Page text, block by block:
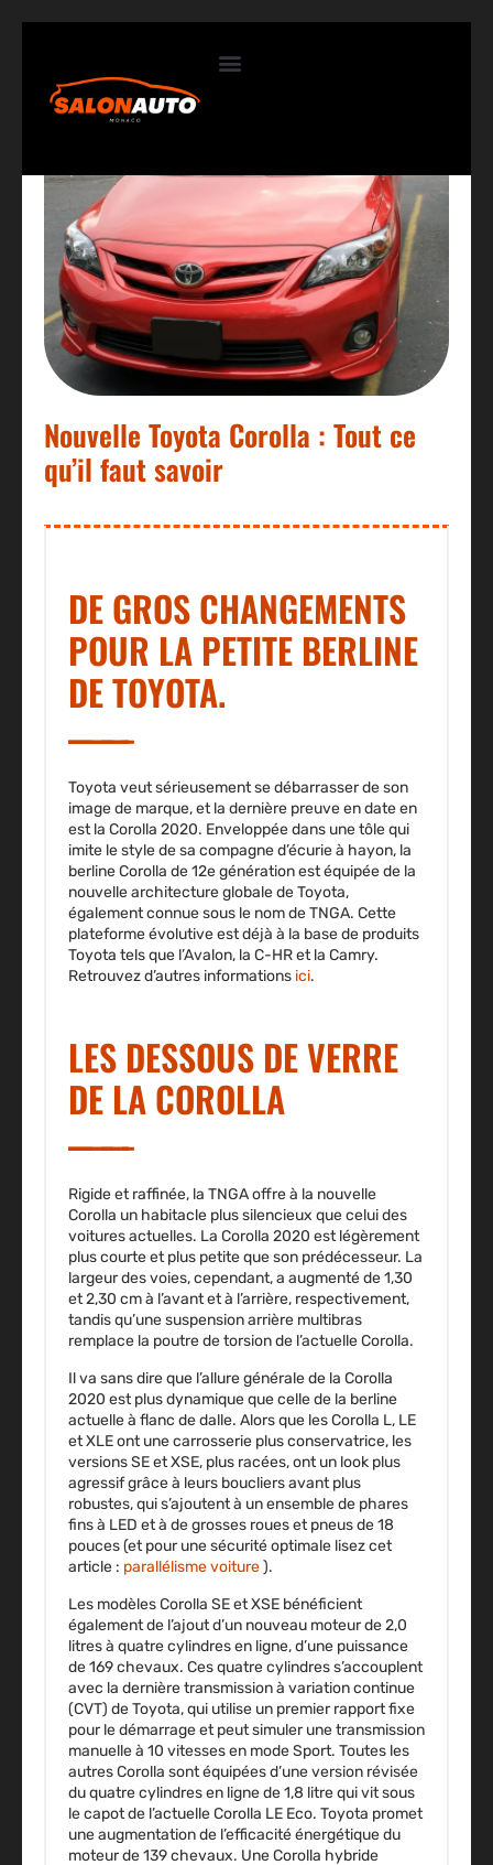
Nouvelle Toyota Corolla : Tout ce
qu’il faut savoir
DE GROS CHANGEMENTS
POUR LA PETITE BERLINE
DE TOYOTA.
Toyota veut sérieusement se débarrasser de son
image de marque, et la dernière preuve en date en
est la Corolla 2020. Enveloppée dans une tôle qui
imite le style de sa compagne d’écurie à hayon, la
berline Corolla de 12e génération est équipée de la
nouvelle architecture globale de Toyota,
également connue sous le nom de TNGA. Cette
plateforme évolutive est déjà à la base de produits
Toyota tels que l’Avalon, la C-HR et la Camry.
Retrouvez d’autres informations ici.
LES DESSOUS DE VERRE
DE LA COROLLA
Rigide et raffinée, la TNGA offre à la nouvelle
Corolla un habitacle plus silencieux que celui des
voitures actuelles. La Corolla 2020 est légèrement
plus courte et plus petite que son prédécesseur. La
largeur des voies, cependant, a augmenté de 1,30
et 2,30 cm à l’avant et à l’arrière, respectivement,
tandis qu’une suspension arrière multibras
remplace la poutre de torsion de l’actuelle Corolla.
Il va sans dire que l’allure générale de la Corolla
2020 est plus dynamique que celle de la berline
actuelle à flanc de dalle. Alors que les Corolla L, LE
et XLE ont une carrosserie plus conservatrice, les
versions SE et XSE, plus racées, ont un look plus
agressif grâce à leurs boucliers avant plus
robustes, qui s’ajoutent à un ensemble de phares
fins à LED et à de grosses roues et pneus de 18
pouces (et pour une sécurité optimale lisez cet
article : parallélisme voiture).
Les modèles Corolla SE et XSE bénéficient
également de l’ajout d’un nouveau moteur de 2,0
litres à quatre cylindres en ligne, d’une puissance
de 169 chevaux. Ces quatre cylindres s’accouplent
avec la dernière transmission à variation continue
(CVT) de Toyota, qui utilise un premier rapport fixe
pour le démarrage et peut simuler une transmission
manuelle à 10 vitesses en mode Sport. Toutes les
autres Corolla sont équipées d’une version révisée
du quatre cylindres en ligne de 1,8 litre qui vit sous
le capot de l’actuelle Corolla LE Eco. Toyota promet
une augmentation de l’efficacité énergétique du
moteur de 139 chevaux. Une Corolla hybride